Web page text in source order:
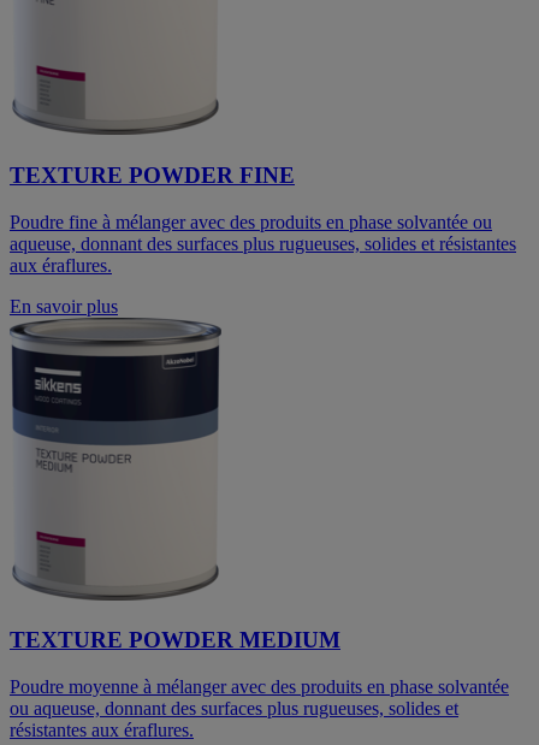
TEXTURE POWDER FINE
Poudre fine à mélanger avec des produits en phase solvantée ou
aqueuse, donnant des surfaces plus rugueuses, solides et résistantes
aux éraflures.
En savoir plus
TEXTURE POWDER MEDIUM
Poudre moyenne à mélanger avec des produits en phase solvantée
ou aqueuse, donnant des surfaces plus rugueuses, solides et
résistantes aux éraflures.